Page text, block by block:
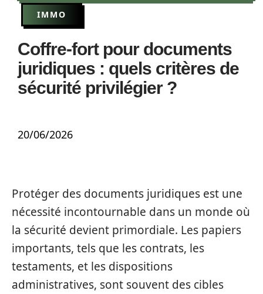
IMMO
Coffre-fort pour documents
juridiques : quels critères de
sécurité privilégier ?
20/06/2026
Protéger des documents juridiques est une
nécessité incontournable dans un monde où
la sécurité devient primordiale. Les papiers
importants, tels que les contrats, les
testaments, et les dispositions
administratives, sont souvent des cibles